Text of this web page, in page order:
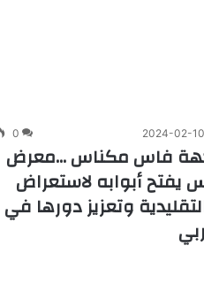
2024-02-10
0
فاس مكناس …معرض
يفتح أبوابه لاستعراض
وتعزيز دورها في